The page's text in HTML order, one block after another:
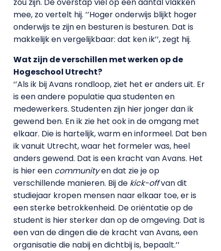
mee, zo vertelt hij. ’’Hoger onderwijs blijkt hoger
onderwijs te zijn en besturen is besturen. Dat is
makkelijk en vergelijkbaar: dat ken ik’’, zegt hij.
Wat zijn de verschillen met werken op de
Hogeschool Utrecht?
‘’Als ik bij Avans rondloop, ziet het er anders uit. Er
is een andere populatie qua studenten en
medewerkers. Studenten zijn hier jonger dan ik
gewend ben. En ik zie het ook in de omgang met
elkaar. Die is hartelijk, warm en informeel. Dat ben
ik vanuit Utrecht, waar het formeler was, heel
anders gewend. Dat is een kracht van Avans. Het
is hier een communityen dat zie je op
verschillende manieren. Bij de kick-offvan dit
studiejaar kropen mensen naar elkaar toe, er is
een sterke betrokkenheid. De oriëntatie op de
student is hier sterker dan op de omgeving. Dat is
een van de dingen die de kracht van Avans, een
organisatie die nabij en dichtbij is, bepaalt.’’